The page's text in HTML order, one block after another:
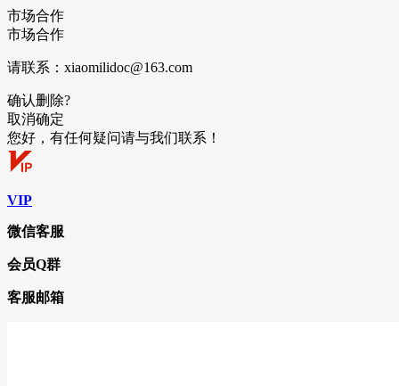
市场合作
市场合作
请联系：xiaomilidoc@163.com
确认删除?
取消确定
您好，有任何疑问请与我们联系！
VIP
微信客服
会员Q群
客服邮箱